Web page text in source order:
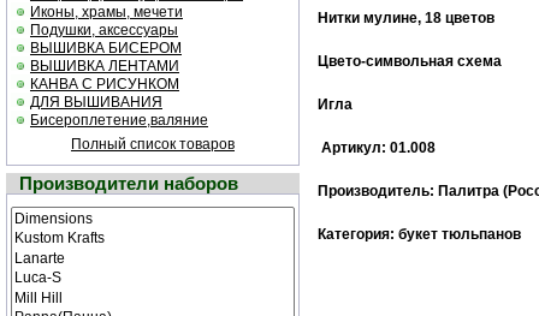
Иконы, храмы, мечети
Подушки, аксессуары
ВЫШИВКА БИСЕРОМ
ВЫШИВКА ЛЕНТАМИ
КАНВА С РИСУНКОМ
ДЛЯ ВЫШИВАНИЯ
Бисероплетение,валяние
Полный список товаров
Производители наборов
Нитки мулине, 18 цветов
Цвето-символьная схема
Игла
Артикул: 01.008
Производитель: Палитра
Категория: букет тюльпанов